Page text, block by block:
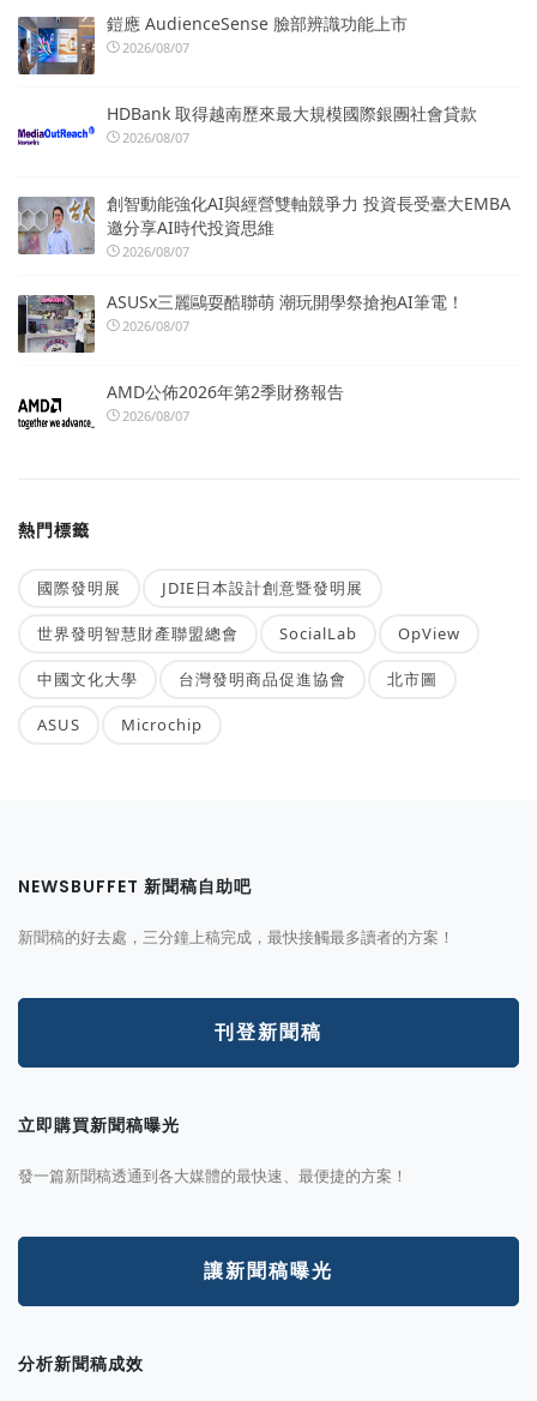
鎧應 AudienceSense 臉部辨識功能上市
2026/08/07
HDBank 取得越南歷來最大規模國際銀團社會貸款
2026/08/07
創智動能強化AI與經營雙軸競爭力 投資長受臺大EMBA
邀分享AI時代投資思維
2026/08/07
ASUSx三麗鷗耍酷聯萌 潮玩開學祭搶抱AI筆電！
2026/08/07
AMD公佈2026年第2季財務報告
2026/08/07
熱門標籤
國際發明展 JDIE日本設計創意暨發明展
世界發明智慧財產聯盟總會 SocialLab OpView
中國文化大學 台灣發明商品促進協會 北市圖
ASUS Microchip
NEWSBUFFET 新聞稿自助吧
新聞稿的好去處，三分鐘上稿完成，最快接觸最多讀者的方案！
刊登新聞稿
立即購買新聞稿曝光
發一篇新聞稿透通到各大媒體的最快速、最便捷的方案！
讓新聞稿曝光
分析新聞稿成效